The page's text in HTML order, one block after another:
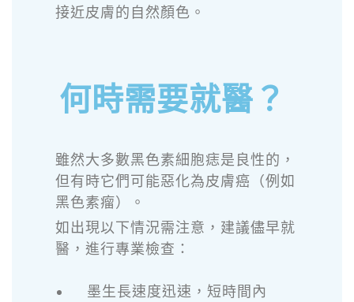
接近皮膚的自然顏色。
何時需要就醫？
雖然大多數黑色素細胞痣是良性的，
但有時它們可能惡化為皮膚癌（例如
黑色素瘤）。
如出現以下情況需注意，建議儘早就
醫，進行專業檢查 ：
墨生長速度迅速，短時間內